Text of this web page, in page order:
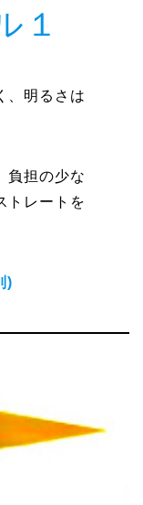
１
、明るさは
負担の少な
トレートを
)